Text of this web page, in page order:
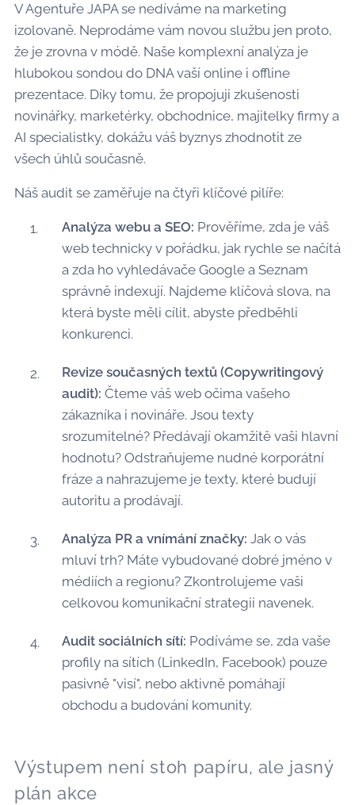
V Agentuře JAPA se nedíváme na marketing
izolovaně. Neprodáme vám novou službu jen proto,
že je zrovna v módě. Naše komplexní analýza je
hlubokou sondou do DNA vaší online i offline
prezentace. Díky tomu, že propojuji zkušenosti
novinářky, marketérky, obchodnice, majitelky firmy a
AI specialistky, dokážu váš byznys zhodnotit ze
všech úhlů současně.
Náš audit se zaměřuje na čtyři klíčové pilíře:
Analýza webu a SEO: Prověříme, zda je váš
web technicky v pořádku, jak rychle se načítá
a zda ho vyhledávače Google a Seznam
správně indexují. Najdeme klíčová slova, na
která byste měli cílit, abyste předběhli
konkurenci.
Revize současných textů (Copywritingový
audit): Čteme váš web očima vašeho
zákazníka i novináře. Jsou texty
srozumitelné? Předávají okamžitě vaši hlavní
hodnotu? Odstraňujeme nudné korporátní
fráze a nahrazujeme je texty, které budují
autoritu a prodávají.
Analýza PR a vnímání značky: Jak o vás
mluví trh? Máte vybudované dobré jméno v
médiích a regionu? Zkontrolujeme vaši
celkovou komunikační strategii navenek.
Audit sociálních sítí: Podíváme se, zda vaše
profily na sítích (LinkedIn, Facebook) pouze
pasivně "visí", nebo aktivně pomáhají
obchodu a budování komunity.
Výstupem není stoh papíru, ale jasný
plán akce